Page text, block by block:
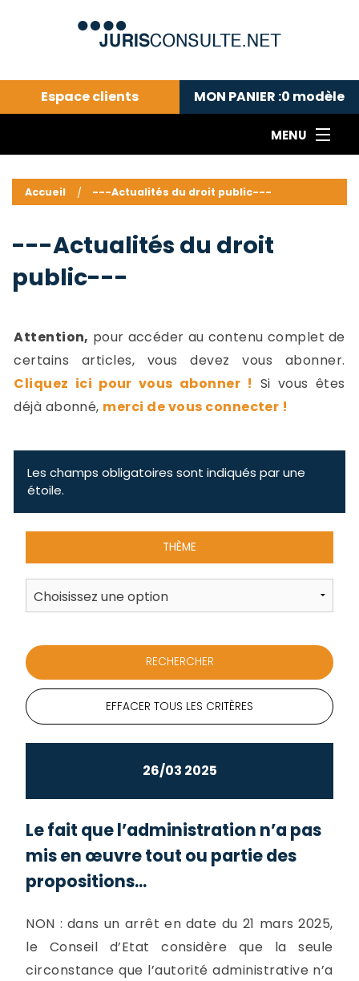
Espace clients MON PANIER :0 modèle
MENU
---Actualités du droit public---
Droit pénal---
Droit privé ---
Abonnement aux actualités
Accueil ---Actualités du droit public---
---Actualités du droit
public---
Attention, pour accéder au contenu complet de
certains articles, vous devez vous abonner.
Cliquez ici pour vous abonner ! Si vous êtes
déjà abonné, merci de vous connecter !
Les champs obligatoires sont indiqués par une
étoile.
THÈME
EFFACER TOUS LES CRITÈRES
26/03 2025
Le fait que l’administration n’a pas
mis en œuvre tout ou partie des
propositions...
NON : dans un arrêt en date du 21 mars 2025,
le Conseil d’Etat considère que la seule
circonstance que l’autorité administrative n’a